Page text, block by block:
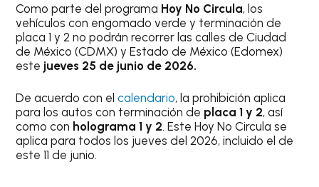
Como parte del programa Hoy No Circula, los
vehículos con engomado verde y terminación de
placa 1 y 2 no podrán recorrer las calles de Ciudad
de México (CDMX) y Estado de México (Edomex)
este jueves 25 de junio de 2026.
De acuerdo con elcalendario, la prohibición aplica
para los autos con terminación de placa 1 y 2, así
como con holograma 1 y 2. Este Hoy No Circula se
aplica para todos los jueves del 2026, incluido el de
este 11 de junio.